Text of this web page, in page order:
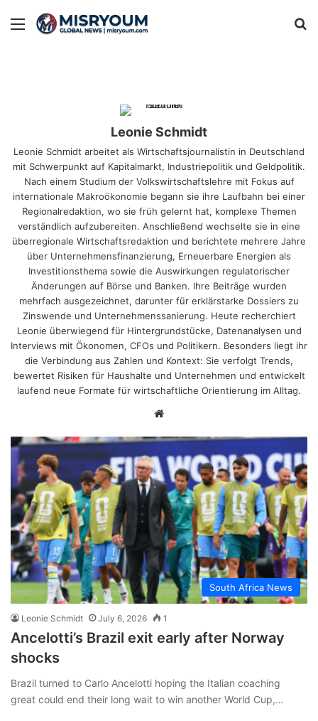
Menu
Leonie Schmidt
Leonie Schmidt arbeitet als Wirtschaftsjournalistin in Deutschland
mit Schwerpunkt auf Kapitalmarkt, Industriepolitik und Geldpolitik.
Nach einem Studium der Volkswirtschaftslehre mit Fokus auf
internationale Makroökonomie begann sie ihre Laufbahn bei einer
Regionalredaktion, wo sie früh gelernt hat, komplexe Themen
verständlich aufzubereiten. Anschließend wechselte sie in eine
überregionale Wirtschaftsredaktion und berichtete mehrere Jahre
über Unternehmensfinanzierung, Erneuerbare Energien als
Investitionsthema sowie die Auswirkungen regulatorischer
Änderungen auf Börse und Banken. Ihre Beiträge wurden
mehrfach ausgezeichnet, darunter für erklärstarke Dossiers zu
Zinswende und Unternehmenssanierung. Heute recherchiert
Leonie überwiegend für Hintergrundstücke, Datenanalysen und
Interviews mit Ökonomen, CFOs und Politikern. Besonders liegt ihr
die Verbindung aus Zahlen und Kontext: Sie verfolgt Trends,
bewertet Risiken für Haushalte und Unternehmen und entwickelt
laufend neue Formate für wirtschaftliche Orientierung im Alltag.
South Africa News
Leonie Schmidt July 6, 2026 1
Ancelotti’s Brazil exit early after Norway
shocks
Brazil turned to Carlo Ancelotti hoping the Italian coaching
great could end their long wait to win another World Cup,…